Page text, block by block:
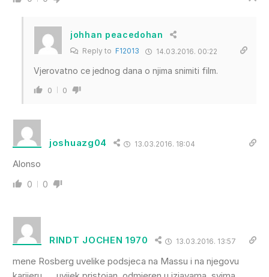
johhan peacedohan
Reply to F12013 14.03.2016. 00:22
Vjerovatno ce jednog dana o njima snimiti film.
0 0
joshuazg04 13.03.2016. 18:04
Alonso
0 0
RINDT JOCHEN 1970 13.03.2016. 13:57
mene Rosberg uvelike podsjeca na Massu i na njegovu